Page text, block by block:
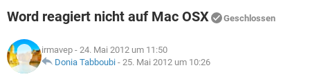
WHATSAPP TIKTOK
FACEBOOK
WHATSAPP TIKTOK
FACEBOOK
SPIELE STREAMING
ANDROID
WINDOWS 10 INSTAGRAM
SPIELE STREAMING
ANDROID
LEXIKON
Word reagiert nicht auf Mac OSX Geschlossen
irmavep - 24. Mai 2012 um 11:50
Donia Tabboubi - 25. Mai 2012 um 10:26